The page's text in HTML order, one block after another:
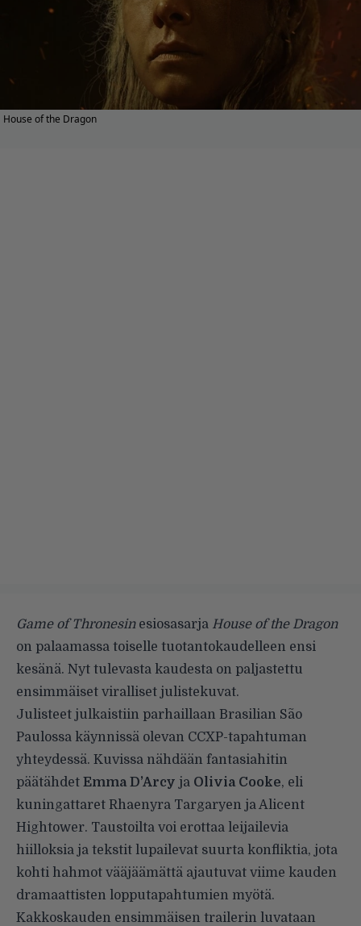
House of the Dragon
Game of Thronesinesiosasarja House of the Dragon
on palaamassa toiselle tuotantokaudelleen ensi
kesänä. Nyt tulevasta kaudesta on paljastettu
ensimmäiset viralliset julistekuvat.
Julisteet julkaistiin parhaillaan Brasilian São
Paulossa käynnissä olevan CCXP-tapahtuman
yhteydessä. Kuvissa nähdään fantasiahitin
päätähdet Emma D’Arcy ja Olivia Cooke, eli
kuningattaret Rhaenyra Targaryen ja Alicent
Hightower. Taustoilta voi erottaa leijailevia
hiilloksia ja tekstit lupailevat suurta konfliktia, jota
kohti hahmot vääjäämättä ajautuvat viime kauden
dramaattisten lopputapahtumien myötä.
Kakkoskauden ensimmäisen trailerin luvataan